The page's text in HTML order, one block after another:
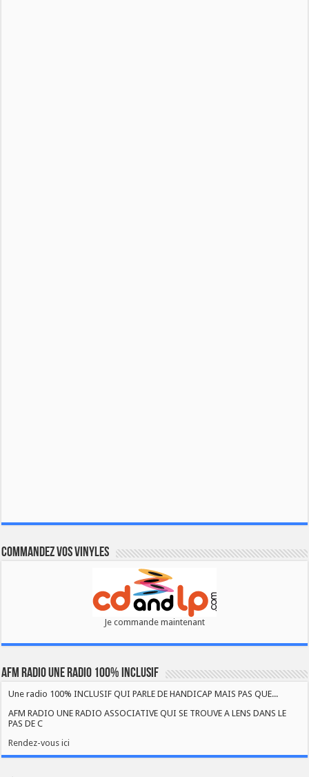
Commandez vos vinyles
Je commande maintenant
AFM RADIO UNE RADIO 100% INCLUSIF
Une radio 100% INCLUSIF QUI PARLE DE HANDICAP MAIS PAS QUE...
AFM RADIO UNE RADIO ASSOCIATIVE QUI SE TROUVE A LENS DANS LE
PAS DE C
Rendez-vous ici